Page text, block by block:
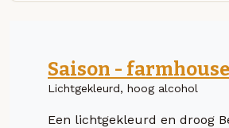
Saison - farmhouse
Lichtgekleurd, hoog alcohol
Een lichtgekleurd en droog